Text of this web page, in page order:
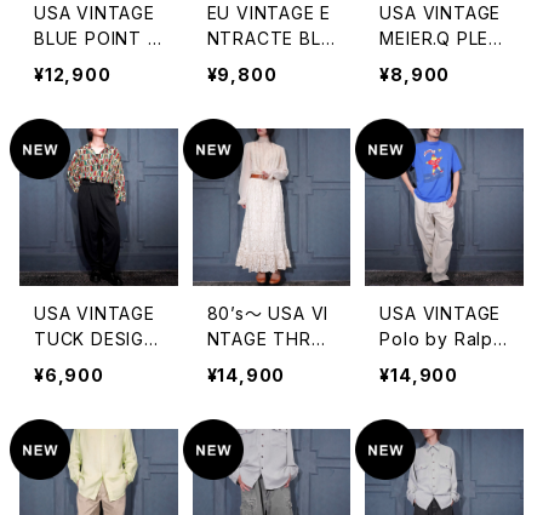
USA VINTAGE
BLUE POINT LI
NEN100% TU
CK DESIGN WI
DE SLACKS PA
NTS/アメリカ古
着リネン100%タ
ックデザインワイ
ドスラックスパン
¥12,900
EU VINTAGE E
NTRACTE BLA
CK COLOR WI
DE SLACKS PA
NTS/ヨーロッパ
古着ブラックカ
ラーワイドスラッ
クスパンツ
¥9,800
USA VINTAGE
MEIER.Q PLEA
TS DESIGN WI
DE EASY PAN
TS/アメリカ古
着プリーツデザ
インワイドイージ
ーパンツ
¥8,900
USA VINTAGE
TUCK DESIGN
TOROMI SLAC
KS PANTS/ア
メリカ古着タック
デザインとろみ
スラックスパンツ
¥6,900
80’s〜 USA VI
NTAGE THREA
DS ON THREA
DS ALL LACE
DESIGN LONG
SKIRT/80年
代〜アメリカ古
着総レースデザ
¥14,900
USA VINTAGE
Polo by Ralph
Lauren TUCK
DESIGN CHIN
O PANTS MAD
E IN USA/アメ
リカ古着ポロバ
イラルフローレ
¥14,900